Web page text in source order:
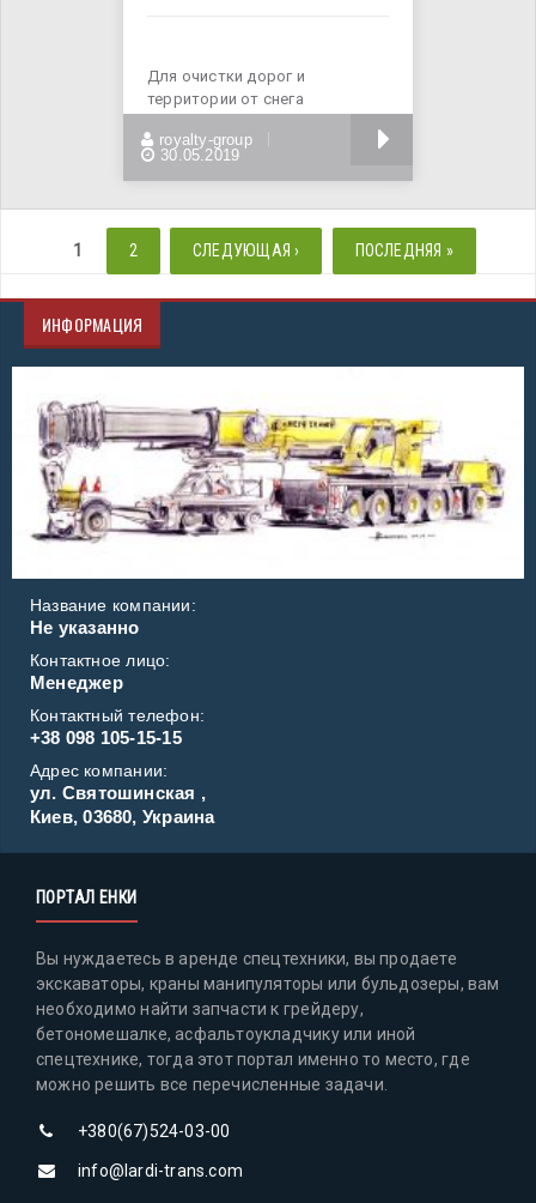
Для очистки дорог и
территории от снега
техника,
royalty-group
30.05.2019
СТРАНИЦЫ
1 2 СЛЕДУЮЩАЯ › ПОСЛЕДНЯЯ »
ИНФОРМАЦИЯ
Название компании:
Не указанно
Контактное лицо:
Менеджер
Контактный телефон:
+38 098 105-15-15
Адрес компании:
ул. Святошинская ,
Киев, 03680, Украина
ПОРТАЛ ЕНКИ
Вы нуждаетесь в аренде спецтехники, вы продаете
экскаваторы, краны манипуляторы или бульдозеры, вам
необходимо найти запчасти к грейдеру,
бетономешалке, асфальтоукладчику или иной
спецтехнике, тогда этот портал именно то место, где
можно решить все перечисленные задачи.
+380(67)524-03-00
info@lardi-trans.com